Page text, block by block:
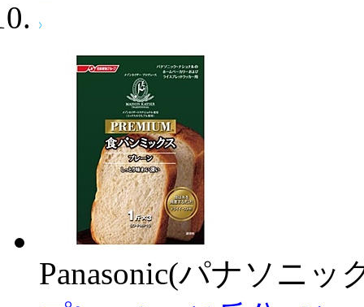
Panasonic(パナソニッ